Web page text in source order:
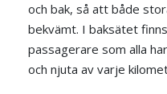
och bak, så att både
bekvämt. I baksätet
passagerare som alla
och njuta av varje